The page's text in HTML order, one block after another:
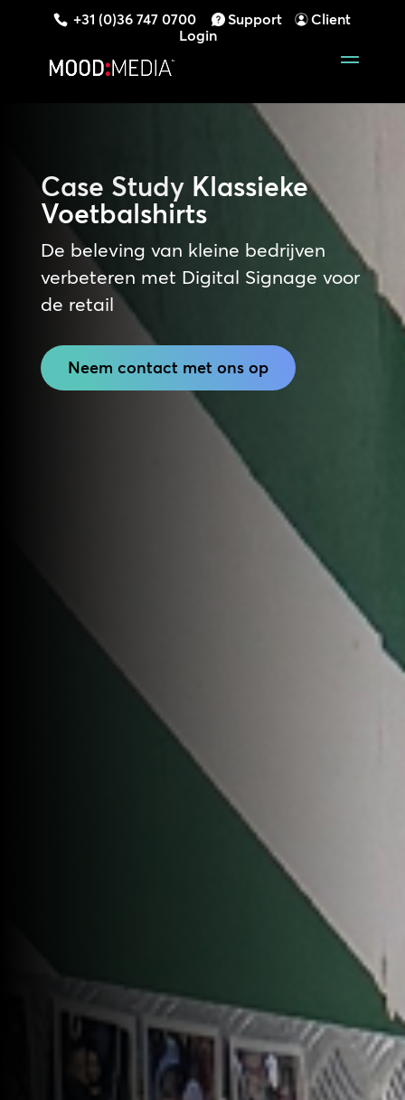
+31 (0)36 747 0700 Support
Client
Login
Case StudyKlassieke
Voetbalshirts
De beleving van kleine bedrijven
verbeteren met Digital Signage voor
de retail
Neem contact met ons op